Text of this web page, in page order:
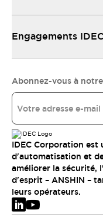
Engagements IDEC
Abonnez-vous à
IDEC Corporation est
d'automatisation et
améliorer la
d'esprit – ANSHIN –
leurs opérateurs.